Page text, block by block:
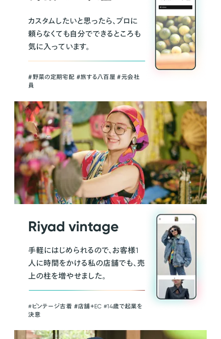
カスタムしたいと思ったら、プロに
頼らなくても自分でできるところも
気に入っています。
＃野菜の定期宅配 ＃旅する八百屋 ＃元会社
員
Riyad vintage
手軽にはじめられるので、お客様1
人に時間をかける私の店舗でも、売
上の柱を増やせました。
#ビンテージ古着 ＃店舗＋EC #14歳で起業を
決意